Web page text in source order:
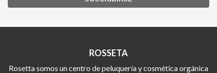
ROSSETA
Rosetta somos un centro de peluquería y cosmética orgánica